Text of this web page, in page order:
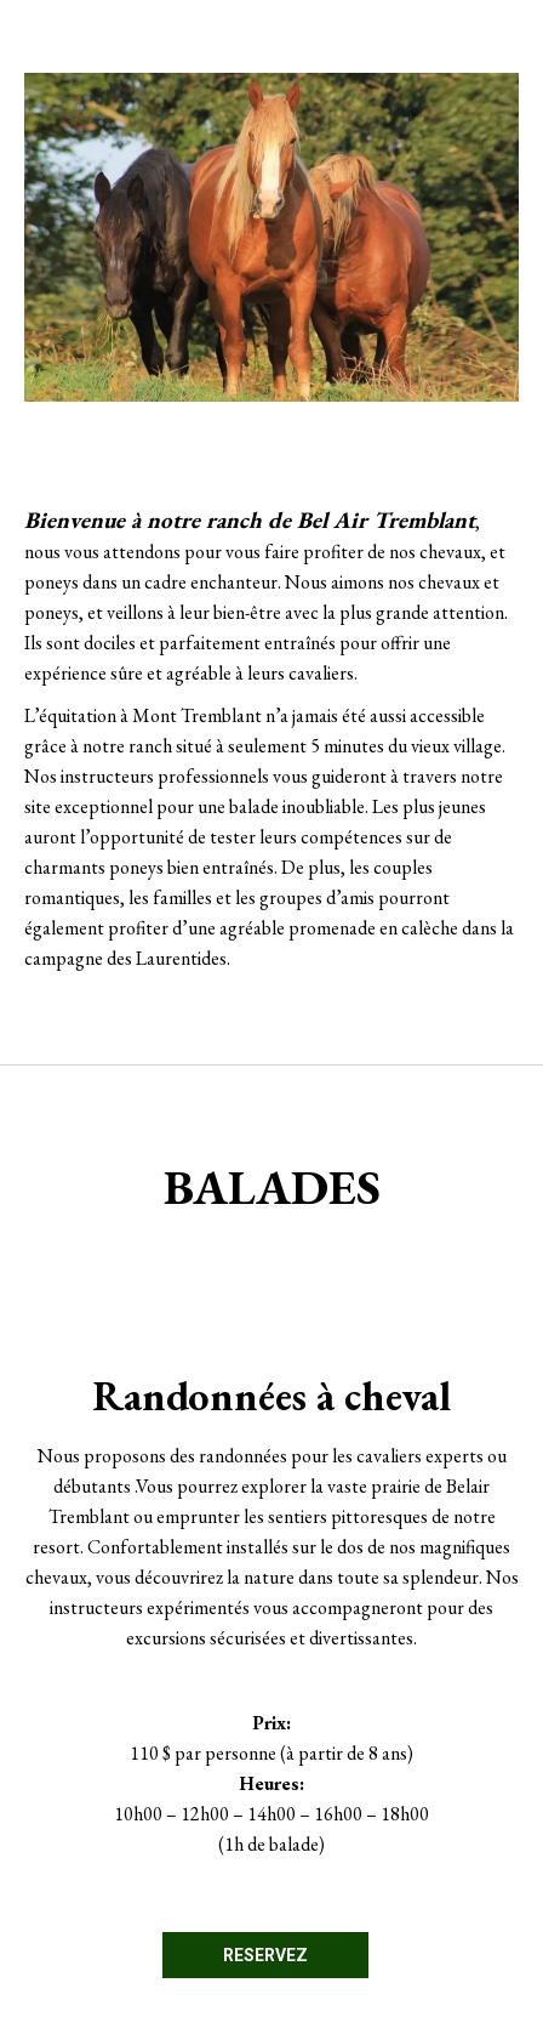
Bienvenue à notre ranch de Bel Air Tremblant,
nous vous attendons pour vous faire profiter de nos chevaux, et
poneys dans un cadre enchanteur. Nous aimons nos chevaux et
poneys, et veillons à leur bien-être avec la plus grande attention.
Ils sont dociles et parfaitement entraînés pour offrir une
expérience sûre et agréable à leurs cavaliers.
L’équitation à Mont Tremblant n’a jamais été aussi accessible
grâce à notre ranch situé à seulement 5 minutes du vieux village.
Nos instructeurs professionnels vous guideront à travers notre
site exceptionnel pour une balade inoubliable. Les plus jeunes
auront l’opportunité de tester leurs compétences sur de
charmants poneys bien entraînés. De plus, les couples
romantiques, les familles et les groupes d’amis pourront
également profiter d’une agréable promenade en calèche dans la
campagne des Laurentides.
BALADES
Randonnées à cheval
Nous proposons des randonnées pour les cavaliers experts ou
débutants .Vous pourrez explorer la vaste prairie de Belair
Tremblant ou emprunter les sentiers pittoresques de notre
resort. Confortablement installés sur le dos de nos magnifiques
chevaux, vous découvrirez la nature dans toute sa splendeur. Nos
instructeurs expérimentés vous accompagneront pour des
excursions sécurisées et divertissantes.
Prix:
110 $ par personne (à partir de 8 ans)
Heures:
10h00 – 12h00 – 14h00 – 16h00 – 18h00
(1h de balade)
RESERVEZ